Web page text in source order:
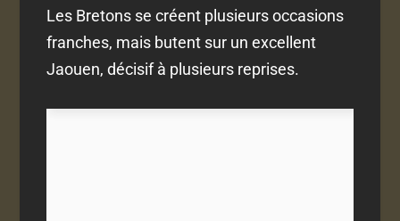
Les Bretons se créent plusieurs occasions
franches, mais butent sur un excellent
Jaouen, décisif à plusieurs reprises.